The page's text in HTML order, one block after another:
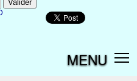
MENU